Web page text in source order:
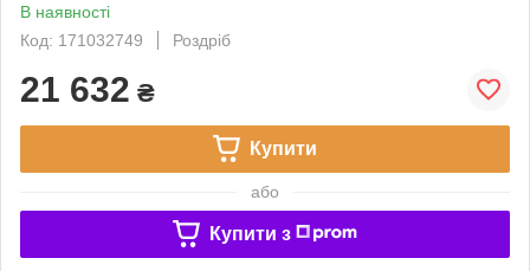
В наявності
Код: 171032749
Роздріб
21 632 ₴
Купити
або
Купити з